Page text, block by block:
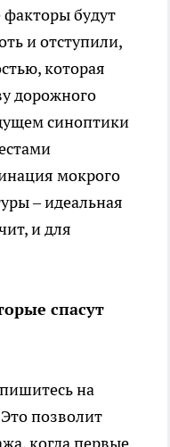
будут
и отступили,
которая
дорожного
синоптики
мокрого
– идеальная
и для
спасут
на
позволит
когда первые